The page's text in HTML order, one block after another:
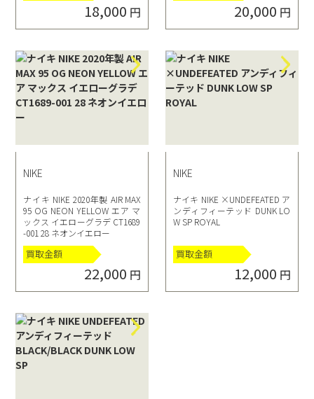
18,000 円 20,000 円
NIKE
ナイキ NIKE 2020年製 AIR MAX
95 OG NEON YELLOW エア マ
ックス イエローグラデ CT1689
-001 28 ネオンイエロー
買取金額
22,000 円
NIKE
ナイキ NIKE ×UNDEFEATED ア
ンディフィーテッド DUNK LO
W SP ROYAL
買取金額
12,000 円